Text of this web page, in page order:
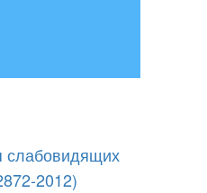
2012)